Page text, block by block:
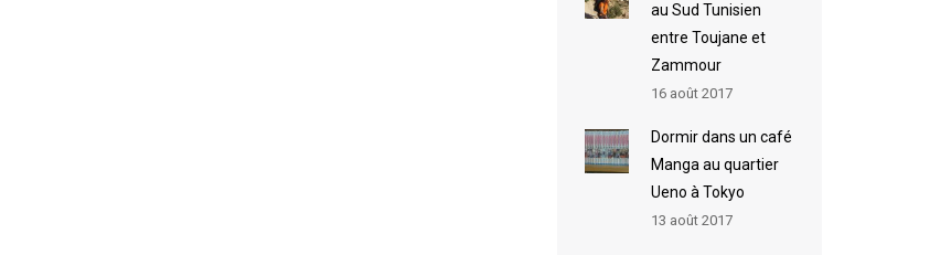
au Sud Tunisien
entre Toujane et
Zammour
16 août 2017
Dormir dans un café
Manga au quartier
Ueno à Tokyo
13 août 2017